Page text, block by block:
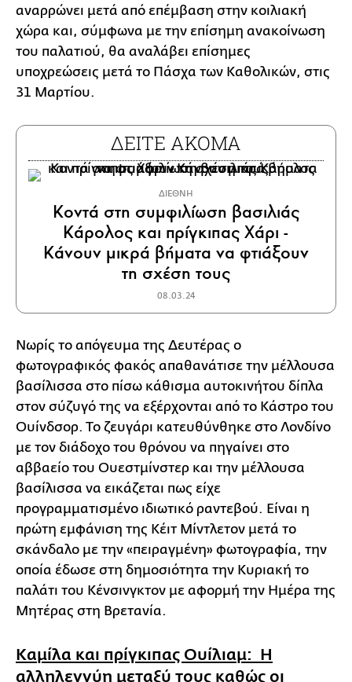
αναρρώνει μετά από επέμβαση στην κοιλιακή
χώρα και, σύμφωνα με την επίσημη ανακοίνωση
του παλατιού, θα αναλάβει επίσημες
υποχρεώσεις μετά το Πάσχα των Καθολικών, στις
31 Μαρτίου.
ΔΕΙΤΕ ΑΚΟΜΑ
ΔΙΕΘΝΗ
Κοντά στη συμφιλίωση βασιλιάς
Κάρολος και πρίγκιπας Χάρι -
Κάνουν μικρά βήματα να φτιάξουν
τη σχέση τους
08.03.24
Νωρίς το απόγευμα της Δευτέρας ο
φωτογραφικός φακός απαθανάτισε την μέλλουσα
βασίλισσα στο πίσω κάθισμα αυτοκινήτου δίπλα
στον σύζυγό της να εξέρχονται από το Κάστρο του
Ουίνδσορ. Το ζευγάρι κατευθύνθηκε στο Λονδίνο
με τον διάδοχο του θρόνου να πηγαίνει στο
αββαείο του Ουεστμίνστερ και την μέλλουσα
βασίλισσα να εικάζεται πως είχε
προγραμματισμένο ιδιωτικό ραντεβού. Είναι η
πρώτη εμφάνιση της Κέιτ Μίντλετον μετά το
σκάνδαλο με την «πειραγμένη» φωτογραφία, την
οποία έδωσε στη δημοσιότητα την Κυριακή το
παλάτι του Κένσινγκτον με αφορμή την Ημέρα της
Μητέρας στη Βρετανία.
Καμίλα και πρίγκιπας Ουίλιαμ: Η
αλληλεγγύη μεταξύ τους καθώς οι